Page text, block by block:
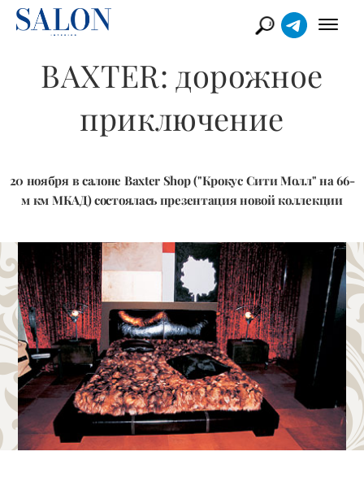
BAXTER: дорожное
приключение
20 ноября в cалоне Baxter Shop ("Крокус Сити Молл" на 66-
м км МКАД) состоялась презентация новой коллекции